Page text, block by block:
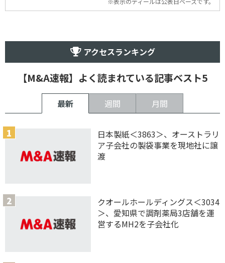
アクセスランキング
【M&A速報】よく読まれている記事ベスト5
最新 週間 月間
日本製紙＜3863＞、オーストラリ
ア子会社の製袋事業を現地社に譲
渡
クオールホールディングス＜3034
＞、愛知県で調剤薬局3店舗を運
営するMH2を子会社化